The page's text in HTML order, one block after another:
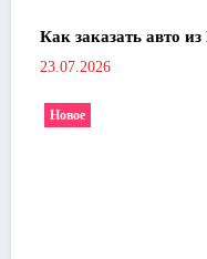
Как заказать авто
23.07.2026
Новое